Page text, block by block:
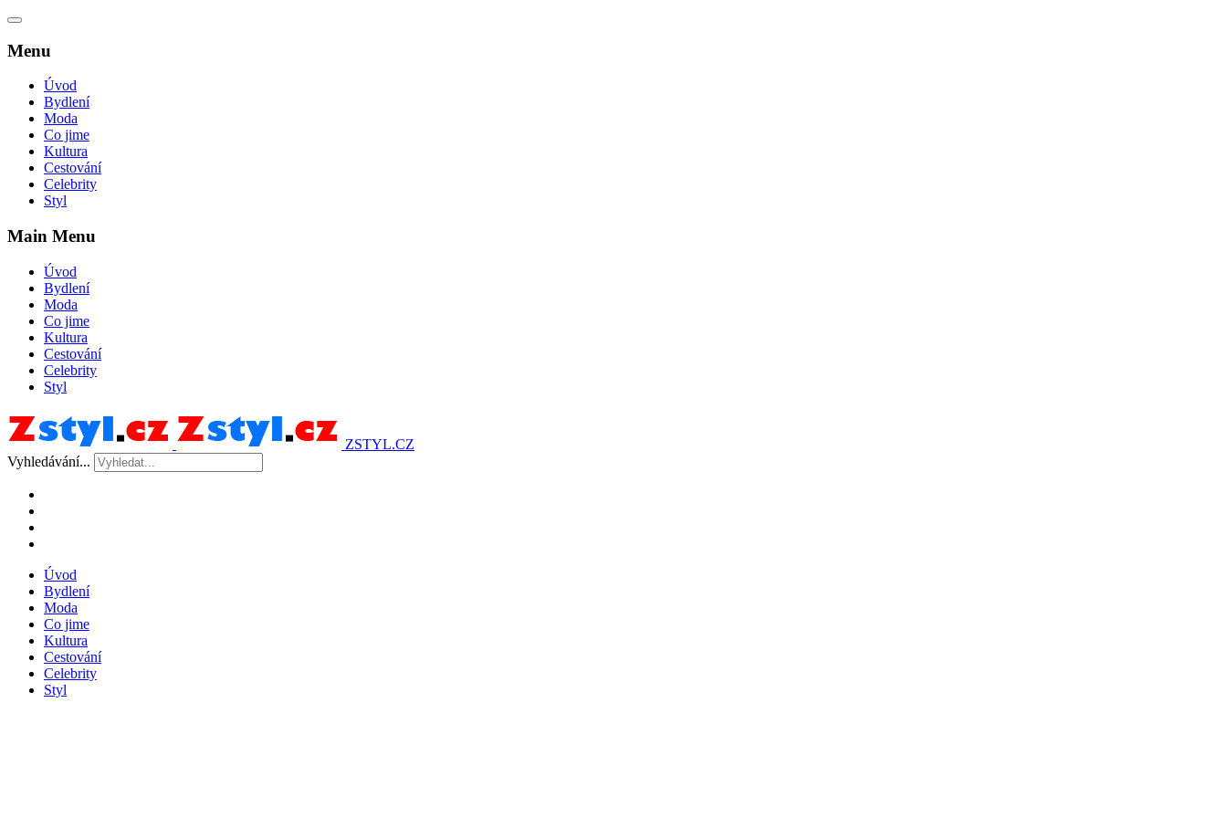
Menu
Úvod
Bydlení
Moda
Co jime
Kultura
Cestování
Celebrity
Styl
Main Menu
Úvod
Bydlení
Moda
Co jime
Kultura
Cestování
Celebrity
Styl
ZSTYL.CZ
Vyhledávání...
Úvod
Bydlení
Moda
Co jime
Kultura
Cestování
Celebrity
Styl